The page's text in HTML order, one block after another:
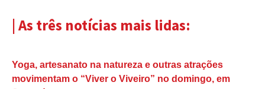
| As três notícias mais lidas:
Yoga, artesanato na natureza e outras atrações
movimentam o “Viver o Viveiro” no domingo, em